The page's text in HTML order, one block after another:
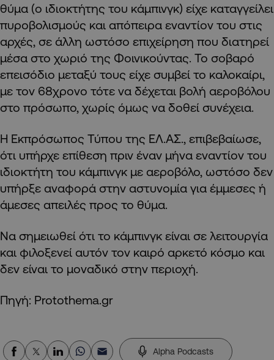
θύμα (ο ιδιοκτήτης του κάμπινγκ) είχε καταγγείλει
πυροβολισμούς και απόπειρα εναντίον του στις
αρχές, σε άλλη ωστόσο επιχείρηση που διατηρεί
μέσα στο χωριό της Φοινικούντας. Το σοβαρό
επεισόδιο μεταξύ τους είχε συμβεί το καλοκαίρι,
με τον 68χρονο τότε να δέχεται βολή αεροβόλου
στο πρόσωπο, χωρίς όμως να δοθεί συνέχεια.
Η Εκπρόσωπος Τύπου της ΕΛ.ΑΣ., επιβεβαίωσε,
ότι υπήρχε επίθεση πριν έναν μήνα εναντίον του
ιδιοκτήτη του κάμπινγκ με αεροβόλο, ωστόσο δεν
υπήρξε αναφορά στην αστυνομία για έμμεσες ή
άμεσες απειλές προς το θύμα.
Να σημειωθεί ότι το κάμπινγκ είναι σε λειτουργία
και φιλοξενεί αυτόν τον καιρό αρκετό κόσμο και
δεν είναι το μοναδικό στην περιοχή.
Πηγή: Protothema.gr
Alpha Podcasts